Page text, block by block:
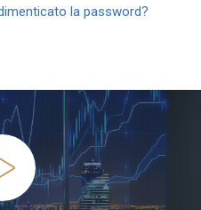
la password?